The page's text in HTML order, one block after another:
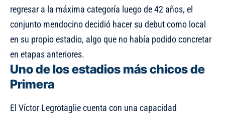
regresar a la máxima categoría luego de 42 años, el
conjunto mendocino decidió hacer su debut como local
en su propio estadio, algo que no había podido concretar
en etapas anteriores.
Uno de los estadios más chicos de
Primera
El Víctor Legrotaglie cuenta con una capacidad